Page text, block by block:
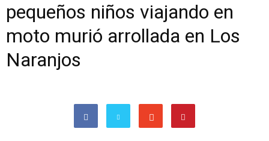
pequeños niños viajando en
moto murió arrollada en Los
Naranjos